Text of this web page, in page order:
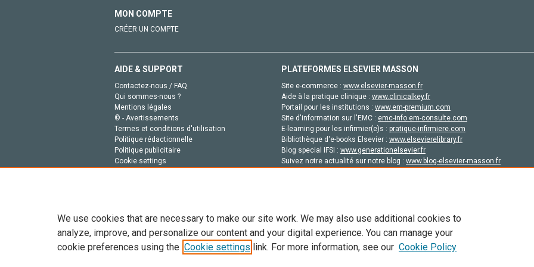
MON COMPTE
CRÉER UN COMPTE
AIDE & SUPPORT
Contactez-nous / FAQ
Qui sommes-nous ?
Mentions légales
© - Avertissements
Termes et conditions d'utilisation
Politique rédactionnelle
Politique publicitaire
Cookie settings
PLATEFORMES ELSEVIER MASSON
Site e-commerce : www.elsevier-masson.fr
Aide à la pratique clinique : www.clinicalkey.fr
Portail pour les institutions : www.em-premium.com
Site d'information sur l'EMC : emc-info.em-consulte.com
E-learning pour les infirmier(e)s : pratique-infirmiere.com
Bibliothèque d'e-books Elsevier : www.elsevierelibrary.fr
Blog special IFSI : www.generationelsevier.fr
Suivez notre actualité sur notre blog : www.blog-elsevier-masson.fr
Tout le contenu de ce site: Copyright © 2026 Elsevier, ses concédants de licence et ses contributeurs. Tout les droits sont réservés,
de données, a la formation en IA et aux technologies similaires. Pour tout contenu en libre accès, les conditions de licence
We use cookies that are necessary to make our site work. We may also use additional cookies to
analyze, improve, and personalize our content and your digital experience. You can manage your
cookie preferences using the Cookie settings link. For more information, see our Cookie Policy